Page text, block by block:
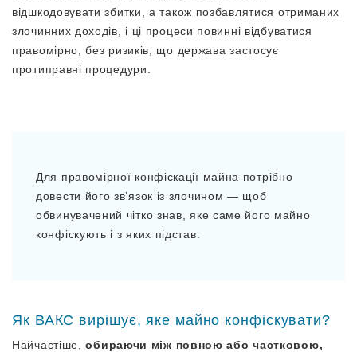
відшкодовувати збитки, а також позбавлятися отриманих
злочинних доходів, і ці процеси повинні відбуватися
правомірно, без ризиків, що держава застосує
протиправні процедури.
Для правомірної конфіскації майна потрібно
довести його звʼязок із злочином — щоб
обвинувачений чітко знав, яке саме його майно
конфіскують і з яких підстав.
Як ВАКС вирішує, яке майно конфіскувати?
Найчастіше,обираючи між повною або частковою,